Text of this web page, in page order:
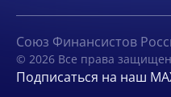
Союз Финансистов
© 2026 Все права
Подписаться на наш